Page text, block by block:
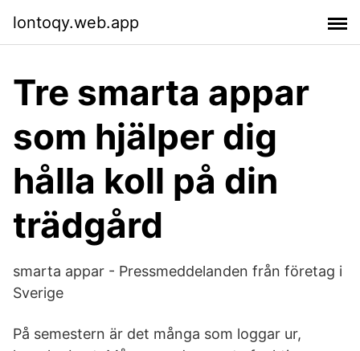
lontoqy.web.app
Tre smarta appar
som hjälper dig
hålla koll på din
trädgård
smarta appar - Pressmeddelanden från företag i
Sverige
På semestern är det många som loggar ur,